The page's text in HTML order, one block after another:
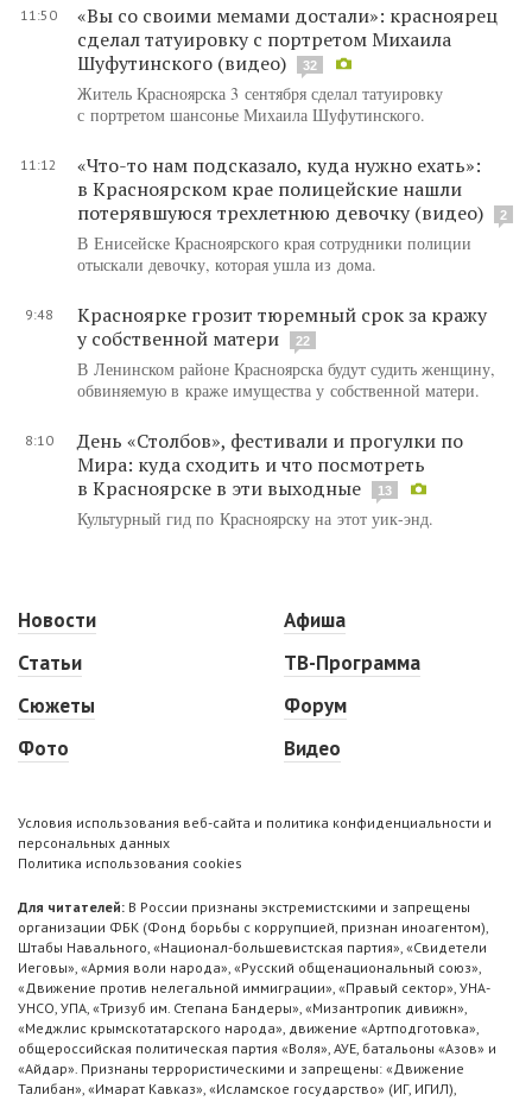
11:50
«Вы со своими мемами достали»: красноярец
сделал татуировку с портретом Михаила
Шуфутинского (видео)
32
Житель Красноярска 3 сентября сделал татуировку
с портретом шансонье Михаила Шуфутинского.
11:12
«Что-то нам подсказало, куда нужно ехать»:
в Красноярском крае полицейские нашли
потерявшуюся трехлетнюю девочку (видео)
2
В Енисейске Красноярского края сотрудники полиции
отыскали девочку, которая ушла из дома.
9:48
Красноярке грозит тюремный срок за кражу
у собственной матери
22
В Ленинском районе Красноярска будут судить женщину,
обвиняемую в краже имущества у собственной матери.
8:10
День «Столбов», фестивали и прогулки по
Мира: куда сходить и что посмотреть
в Красноярске в эти выходные
13
Культурный гид по Красноярску на этот уик-энд.
Новости
Статьи
Сюжеты
Фото
Афиша
ТВ-Программа
Форум
Видео
Условия использования веб-сайта и политика конфиденциальности и
персональных данных
Политика использования cookies
Для читателей: В России признаны экстремистскими и запрещены
организации ФБК (Фонд борьбы с коррупцией, признан иноагентом),
Штабы Навального, «Национал-большевистская партия», «Свидетели
Иеговы», «Армия воли народа», «Русский общенациональный союз»,
«Движение против нелегальной иммиграции», «Правый сектор», УНА-
УНСО, УПА, «Тризуб им. Степана Бандеры», «Мизантропик дивижн»,
«Меджлис крымскотатарского народа», движение «Артподготовка»,
общероссийская политическая партия «Воля», АУЕ, батальоны «Азов» и
«Айдар». Признаны террористическими и запрещены: «Движение
Талибан», «Имарат Кавказ», «Исламское государство» (ИГ, ИГИЛ),